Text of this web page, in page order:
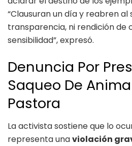
“Clausuran un día y reabren al
transparencia, ni rendición de
sensibilidad”, expresó.
Denuncia Por
Saqueo De
Pastora
La activista sostiene que lo
representa unaviolación